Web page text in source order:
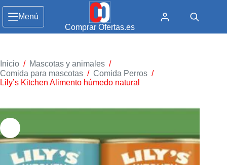
Menú
Comprar Ofertas.es
Inicio / Mascotas y animales /
Comida para mascotas / Comida Perros /
Lily’s Kitchen Alimento húmedo natural